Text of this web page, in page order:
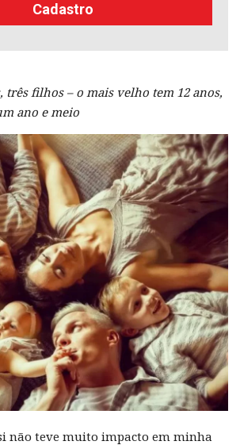
Cadastro
três filhos – o mais velho tem 12 anos,
ano e meio
não teve muito impacto em minha